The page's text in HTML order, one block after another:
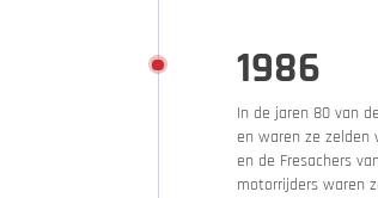
1986
In de jaren 80 van
en waren ze zelden
en de Fresachers van
motorrijders waren